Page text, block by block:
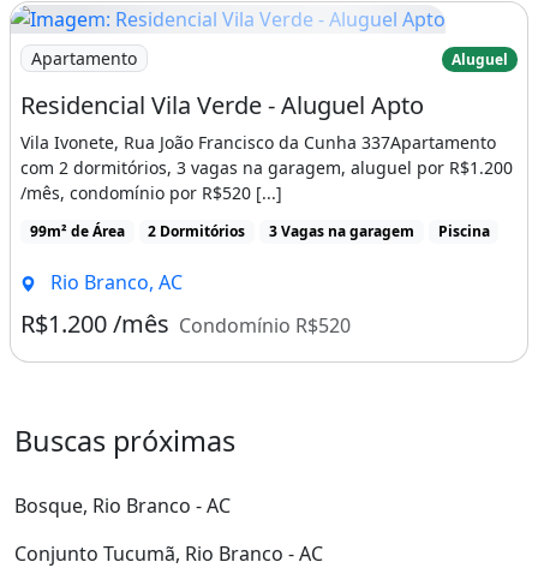
Imagem: Residencial Vila Verde - Aluguel Apto
Apartamento Aluguel
Residencial Vila Verde - Aluguel Apto
Vila Ivonete, Rua João Francisco da Cunha 337Apartamento
com 2 dormitórios, 3 vagas na garagem, aluguel por R$1.200
/mês, condomínio por R$520 [...]
99m² de Área 2 Dormitórios 3 Vagas na garagem Piscina
Rio Branco, AC
R$1.200 /mês Condomínio R$520
Buscas próximas
Bosque, Rio Branco - AC
Conjunto Tucumã, Rio Branco - AC